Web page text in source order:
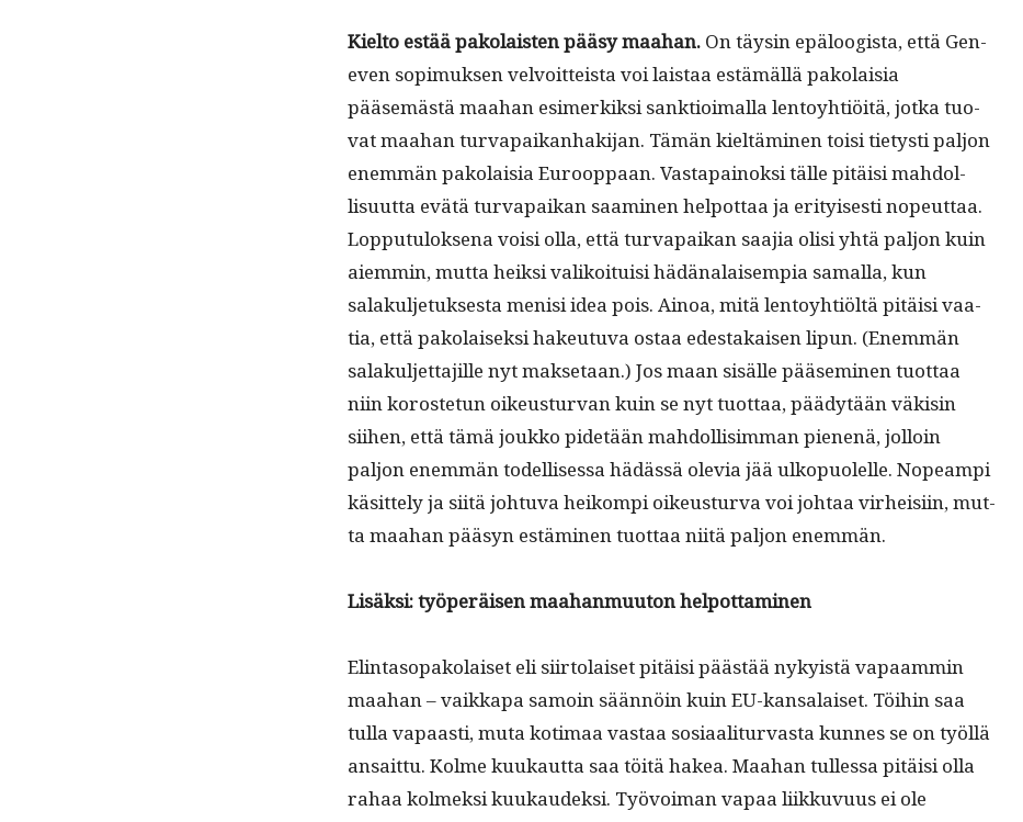
Kiel­to estää pako­lais­ten pääsy maa­han.On täysin epälo­ogista, että Gen­
even sopimuk­sen velvoit­teista voi lais­taa estämäl­lä pako­laisia
pääsemästä maa­han esimerkik­si sank­tioimal­la lentoy­htiöitä, jot­ka tuo­
vat maa­han tur­va­paikan­hak­i­jan. Tämän kieltämi­nen toisi tietysti paljon
enem­män pako­laisia Euroop­paan. Vastapain­ok­si tälle pitäisi mah­dol­
lisu­ut­ta evätä tur­va­paikan saami­nen helpot­taa ja eri­tyis­es­ti nopeut­taa.
Lop­putu­lok­se­na voisi olla, että tur­va­paikan saa­jia olisi yhtä paljon kuin
aiem­min, mut­ta heik­si valikoi­tu­isi hädä­nalaisem­pia samal­la, kun
salakul­je­tuk­ses­ta menisi idea pois. Ain­oa, mitä lentoy­htiöltä pitäisi vaa­
tia, että pako­laisek­si hakeu­tu­va ostaa edestakaisen lipun. (Enem­män
salakul­jet­ta­jille nyt mak­se­taan.) Jos maan sisälle pääsem­i­nen tuot­taa
niin koroste­tun oikeustur­van kuin se nyt tuot­taa, päädytään väk­isin
siihen, että tämä joukko pide­tään mah­dol­lisim­man pienenä, jol­loin
paljon enem­män todel­lises­sa hädässä ole­via jää ulkop­uolelle. Nopeampi
käsit­te­ly ja siitä johtu­va heikom­pi oikeustur­va voi johtaa virheisi­in, mut­
ta maa­han pääsyn estämi­nen tuot­taa niitä paljon enemmän.
Lisäk­si: työperäisen maa­han­muu­ton helpottaminen
Elin­ta­sopako­laiset eli siir­to­laiset pitäisi päästää nyky­istä vapaam­min
maa­han – vaikka­pa samoin sään­nöin kuin EU-kansalaiset. Töi­hin saa
tul­la vapaasti, muta koti­maa vas­taa sosi­aal­i­tur­vas­ta kunnes se on työl­lä
ansait­tu. Kolme kuukaut­ta saa töitä hakea. Maa­han tul­lessa pitäisi olla
rahaa kolmek­si kuukaudek­si. Työvoiman vapaa liikku­vu­us ei ole